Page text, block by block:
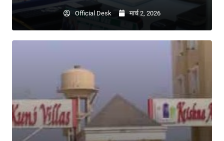
Official Desk मार्च 2, 2026